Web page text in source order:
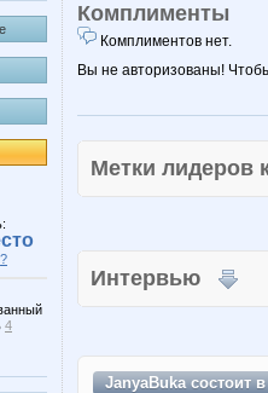
?
4
Комплименты
Комплиментов нет.
Вы не авторизованы!
Метки
Интервью
JanyaBuka состоит